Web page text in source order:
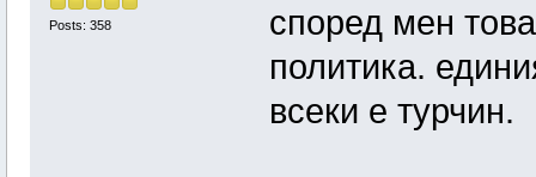
Posts: 358
според мен
политика.
всеки е турчин.